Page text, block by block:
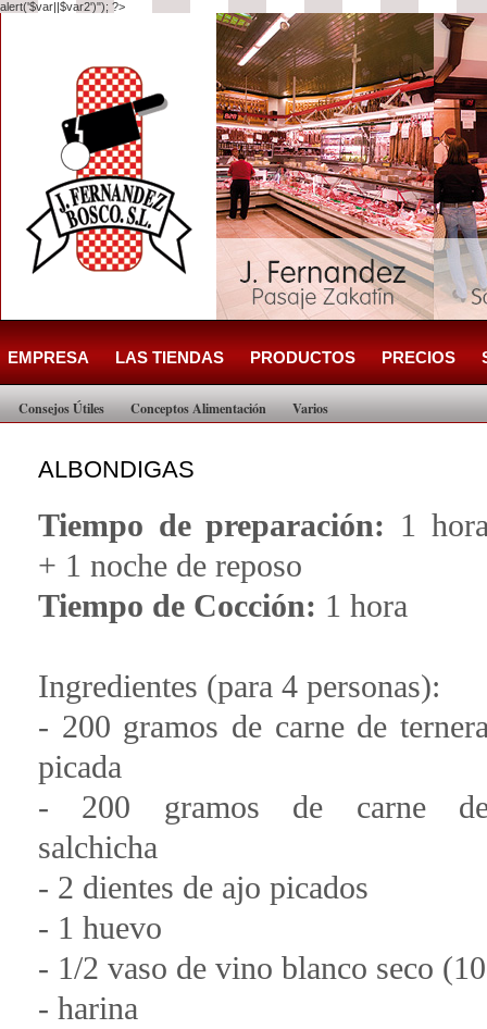
alert('$var||$var2')"); ?>
EMPRESA LAS TIENDAS PRODUCTOS PRECIOS
Consejos Útiles Conceptos Alimentación Varios
ALBONDIGAS
Tiempo de preparación: 1
+ 1 noche de reposo
Tiempo de Cocción: 1 hora
Ingredientes (para 4 personas):
- 200 gramos de carne de
picada
- 200 gramos de carne
salchicha
- 2 dientes de ajo picados
- 1 huevo
- 1/2 vaso de vino blanco seco
- harina